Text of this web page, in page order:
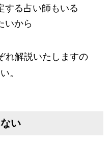
する占い師もいる
いから
れ解説いたしますの
。
い